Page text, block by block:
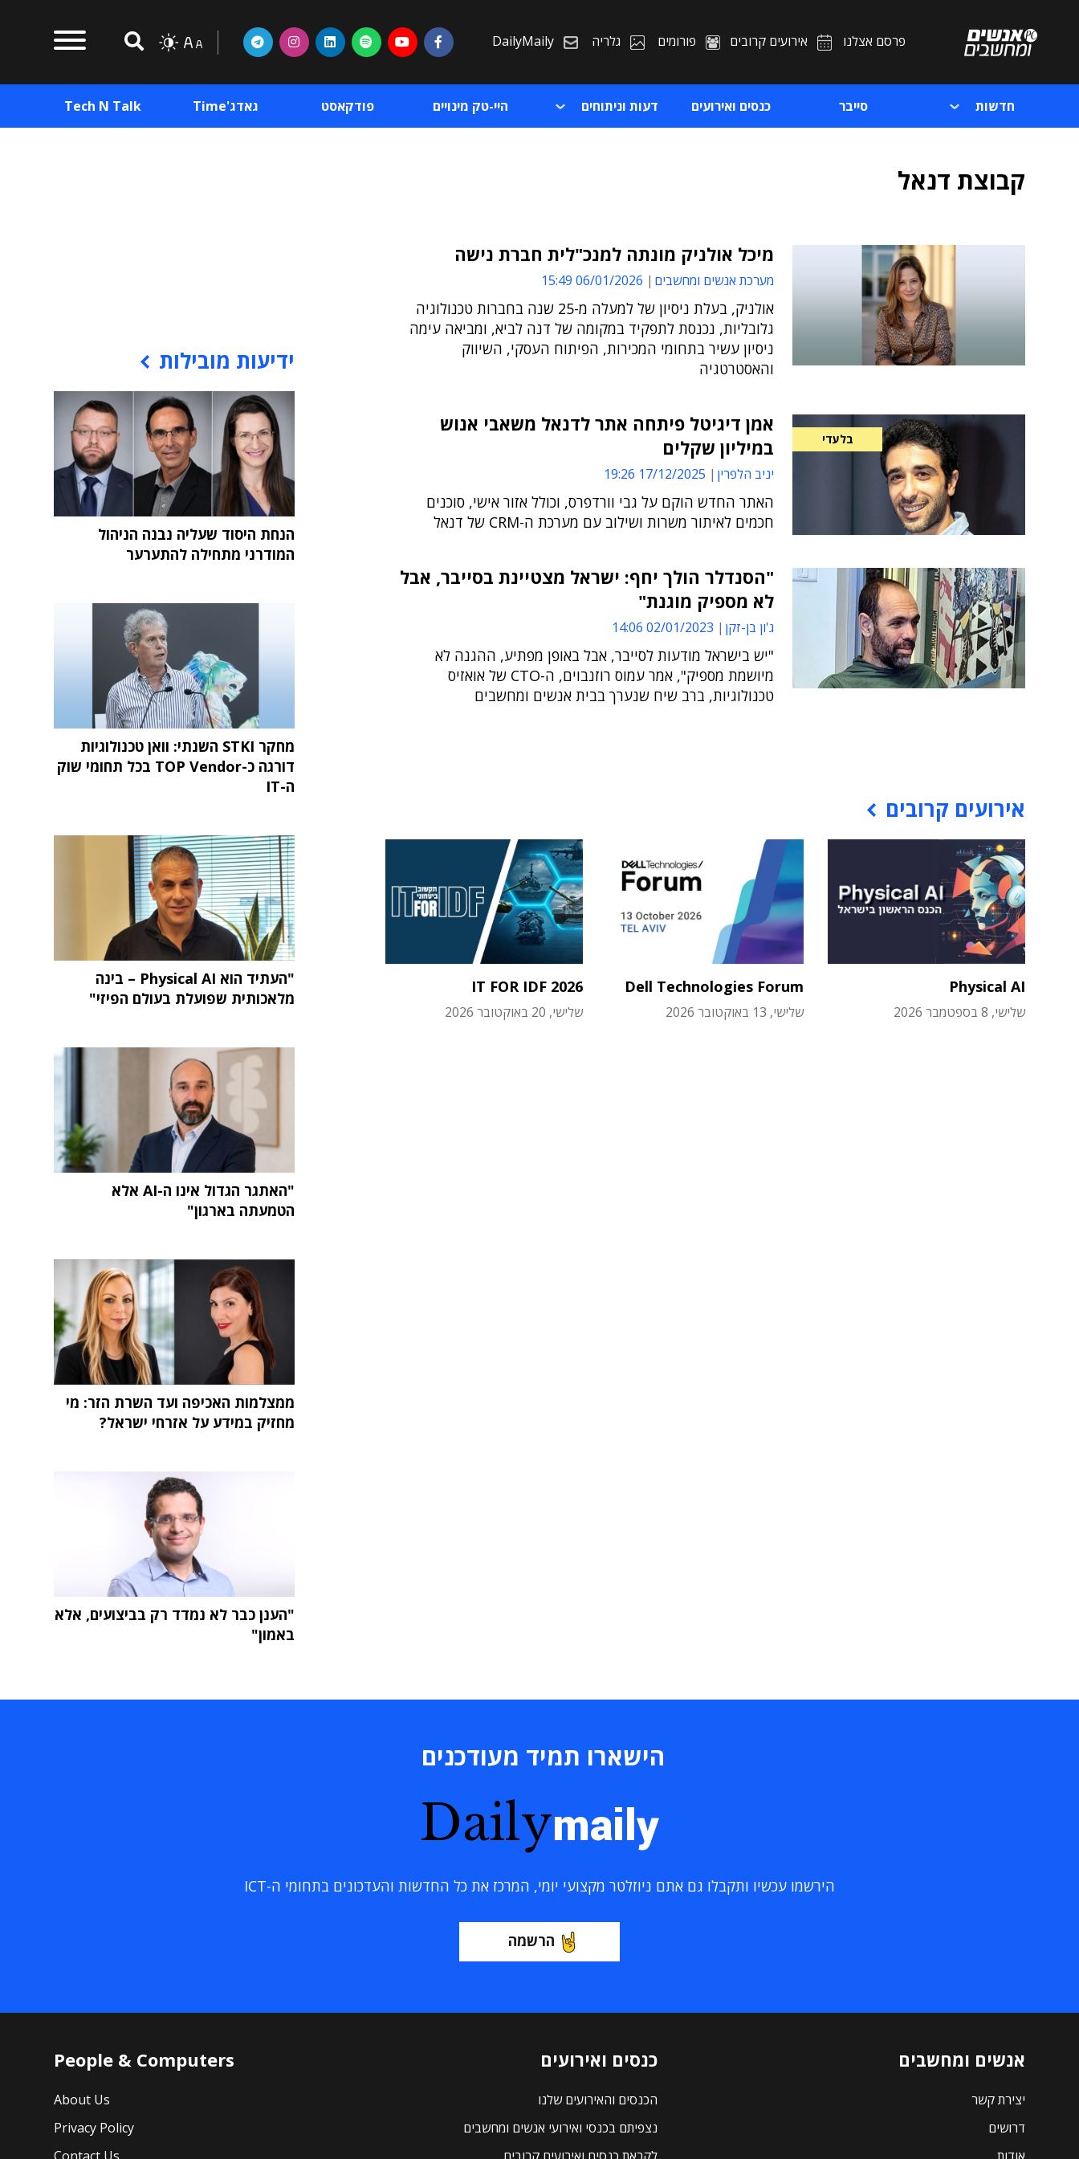
פרסם אצלנו אירועים קרובים פורומים גלריה DailyMaily
חדשות סייבר כנסים ואירועים דעות וניתוחים היי-טק מינויים פודקאסט גאדג'Time Tech N Talk
קבוצת דנאל
מיכל אולניק מונתה למנכ"לית חברת נישה
מערכת אנשים ומחשבים 06/01/2026 15:49
אולניק, בעלת ניסיון של למעלה מ-25 שנה בחברות טכנולוגיה
גלובליות, נכנסת לתפקיד במקומה של דנה לביא, ומביאה עימה
ניסיון עשיר בתחומי המכירות, הפיתוח העסקי, השיווק
והאסטרטגיה
בלעדי
אמן דיגיטל פיתחה אתר לדנאל משאבי אנוש
במיליון שקלים
יניב הלפרין 17/12/2025 19:26
האתר החדש הוקם על גבי וורדפרס, וכולל אזור אישי, סוכנים
חכמים לאיתור משרות ושילוב עם מערכת ה-CRM של דנאל
"הסנדלר הולך יחף: ישראל מצטיינת בסייבר, אבל
לא מספיק מוגנת"
ג'ון בן-זקן 02/01/2023 14:06
"יש בישראל מודעות לסייבר, אבל באופן מפתיע, ההגנה לא
מיושמת מספיק", אמר עמוס רוזנבוים, ה-CTO של אואזיס
טכנולוגיות, ברב שיח שנערך בבית אנשים ומחשבים
אירועים קרובים
Physical AI
שלישי, 8 בספטמבר 2026
Dell Technologies Forum
שלישי, 13 באוקטובר 2026
IT FOR IDF 2026
שלישי, 20 באוקטובר 2026
ידיעות מובילות
הנחת היסוד שעליה נבנה הניהול
המודרני מתחילה להתערער
מחקר STKI השנתי: וואן טכנולוגיות
דורגה כ-TOP Vendor בכל תחומי שוק
ה-IT
"העתיד הוא Physical AI – בינה
מלאכותית שפועלת בעולם הפיזי"
"האתגר הגדול אינו ה-AI אלא
הטמעתה בארגון"
ממצלמות האכיפה ועד השרת הזר: מי
מחזיק במידע על אזרחי ישראל?
"הענן כבר לא נמדד רק בביצועים, אלא
באמון"
הישארו תמיד מעודכנים
Dailymaily
הירשמו עכשיו ותקבלו גם אתם ניוזלטר מקצועי יומי, המרכז את כל החדשות והעדכונים בתחומי ה-ICT
הרשמה
אנשים ומחשבים
יצירת קשר
דרושים
כנסים ואירועים
הכנסים והאירועים שלנו
נצפיתם בכנסי ואירועי אנשים ומחשבים
People & Computers
About Us
Privacy Policy